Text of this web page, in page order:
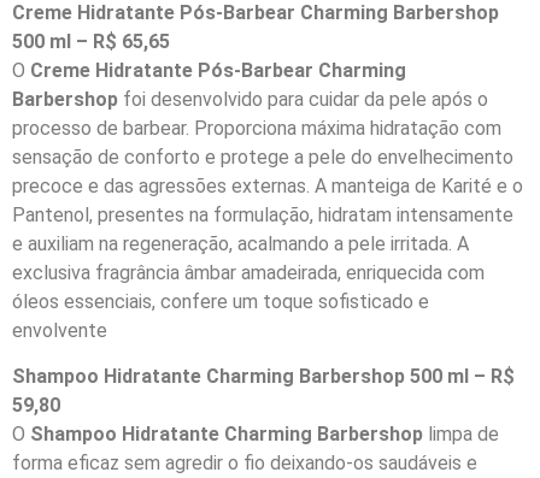
Creme Hidratante Pós-Barbear Charming Barbershop
500 ml – R$ 65,65
O Creme Hidratante Pós-Barbear Charming
Barbershop foi desenvolvido para cuidar da pele após o
processo de barbear. Proporciona máxima hidratação com
sensação de conforto e protege a pele do envelhecimento
precoce e das agressões externas. A manteiga de Karité e o
Pantenol, presentes na formulação, hidratam intensamente
e auxiliam na regeneração, acalmando a pele irritada. A
exclusiva fragrância âmbar amadeirada, enriquecida com
óleos essenciais, confere um toque sofisticado e
envolvente
Shampoo Hidratante Charming Barbershop 500 ml – R$
59,80
O Shampoo Hidratante Charming Barbershop limpa de
forma eficaz sem agredir o fio deixando-os saudáveis e